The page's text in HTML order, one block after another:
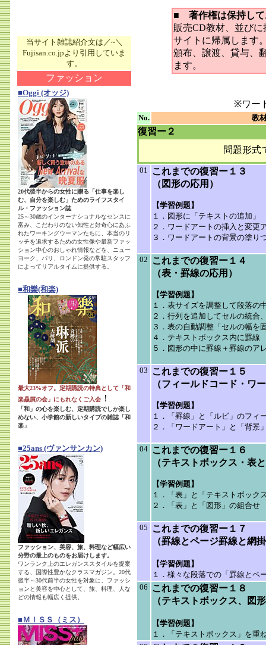
当サイト雑誌紹介文は／~＼
Fujisan.co.jpより引用していま
す。
ファッション
■Oggi (オッジ)
20代後半からの女性に贈る「仕事を楽し
む、自分を楽しむ」ためのライフスタイ
ル・ファッション誌
25～30歳のインターナショナルなセンスに
富み、こだわりのない知性と好奇心にあふ
れたワーキングウーマンたちに、本当のリ
ッチを追求するための女性像や最新ファッ
ション中心のおしゃれ情報などを、ニュー
ヨーク、パリ、ロンドン発の常駐スタッフ
によってリアルタイムに提供する。
■和樂(和楽)
最大23%オフ。定期購読の特典として「和
楽贔屓の会」にもれなくご入会
！
「和」の心を楽しむ、定期購読でしか楽し
めない、小学館の新しいタイプの雑誌「和
楽」
■25ans (ヴァンサンカン)
ファッション、美容、旅、料理など幅広い
分野の最上のものをお届けします。
ワンランク上のエレガンススタイルを提案
する、国際性豊かなクラスマガジン。20代
後半～30代前半の女性を対象に、ファッシ
ョンと美容を中心として、旅、料理、人な
どの情報も幅広く提供。
■ＭＩＳＳ（ミス）
■ 著作権は保持して
販売CD教材、並び
サイトに帰属します
頒布、譲渡、貸与、
ます。
※ワー
No. 教
復習ー２
問題形
01
これまでの復習ー１３
（図形の応用）
【学習例題】
１．図形に「テキストの追加」
２．ワードアートの挿入と変更
３．ワードアートの背景の塗り
02
これまでの復習ー１４
（表・罫線の応用）
【学習例題】
１．表サイズを調整して段落の
２．行列を追加してセルの統合
３．表の自動調整「セルの幅を
４．テキストボックス内に罫線
５．図形の中に罫線＋罫線のア
03 これまでの復習ー１５
（フィールドコード・ワ
【学習例題】
１．「罫線」と「ルビ」のフィ
２．「ワードアート」と「背景
04 これまでの復習ー１６
（テキストボックス・表
【学習例題】
１．「表」と「テキストボック
２．「表」と「図形」の組合せ
05 これまでの復習ー１７
（罫線とページ罫線と網
【学習例題】
１．様々な段落での「罫線とペ
06
これまでの復習ー１８
（テキストボックス、図
【学習例題】
１．「テキストボックス」を重